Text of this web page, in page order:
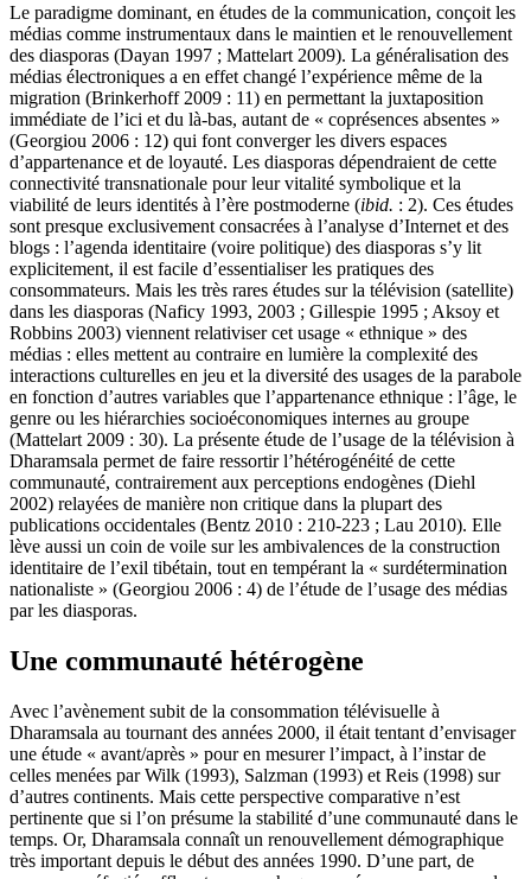
Le paradigme dominant, en études de la communication, conçoit les
médias comme instrumentaux dans le maintien et le renouvellement
des diasporas (Dayan 1997 ; Mattelart 2009). La généralisation des
médias électroniques a en effet changé l’expérience même de la
migration (Brinkerhoff 2009 : 11) en permettant la juxtaposition
immédiate de l’ici et du là-bas, autant de « coprésences absentes »
(Georgiou 2006 : 12) qui font converger les divers espaces
d’appartenance et de loyauté. Les diasporas dépendraient de cette
connectivité transnationale pour leur vitalité symbolique et la
viabilité de leurs identités à l’ère postmoderne (ibid. : 2). Ces études
sont presque exclusivement consacrées à l’analyse d’Internet et des
blogs : l’agenda identitaire (voire politique) des diasporas s’y lit
explicitement, il est facile d’essentialiser les pratiques des
consommateurs. Mais les très rares études sur la télévision (satellite)
dans les diasporas (Naficy 1993, 2003 ; Gillespie 1995 ; Aksoy et
Robbins 2003) viennent relativiser cet usage « ethnique » des
médias : elles mettent au contraire en lumière la complexité des
interactions culturelles en jeu et la diversité des usages de la parabole
en fonction d’autres variables que l’appartenance ethnique : l’âge, le
genre ou les hiérarchies socioéconomiques internes au groupe
(Mattelart 2009 : 30). La présente étude de l’usage de la télévision à
Dharamsala permet de faire ressortir l’hétérogénéité de cette
communauté, contrairement aux perceptions endogènes (Diehl
2002) relayées de manière non critique dans la plupart des
publications occidentales (Bentz 2010 : 210-223 ; Lau 2010). Elle
lève aussi un coin de voile sur les ambivalences de la construction
identitaire de l’exil tibétain, tout en tempérant la « surdétermination
nationaliste » (Georgiou 2006 : 4) de l’étude de l’usage des médias
par les diasporas.
Une communauté hétérogène
Avec l’avènement subit de la consommation télévisuelle à
Dharamsala au tournant des années 2000, il était tentant d’envisager
une étude « avant/après » pour en mesurer l’impact, à l’instar de
celles menées par Wilk (1993), Salzman (1993) et Reis (1998) sur
d’autres continents. Mais cette perspective comparative n’est
pertinente que si l’on présume la stabilité d’une communauté dans le
temps. Or, Dharamsala connaît un renouvellement démographique
très important depuis le début des années 1990. D’une part, de